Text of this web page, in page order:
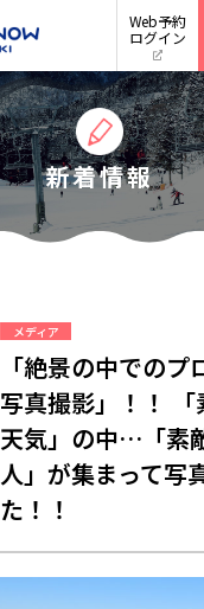
Web予約
ログイン
新着情報
メディア
「絶景の中での
写真撮影」！！
天気」の中…「素
人」が集まって写
た！！